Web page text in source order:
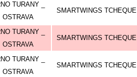
TURANY _
OSTRAVA
SMARTWINGS TCHEQUE
TURANY _
OSTRAVA
SMARTWINGS TCHEQUE
TURANY _
OSTRAVA
SMARTWINGS TCHEQUE